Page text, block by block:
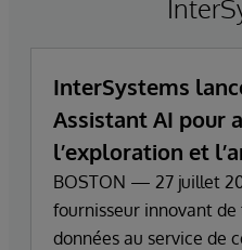
InterSystems
Assistant AI pour
l’exploration et
données
BOSTON — 27 juillet
fournisseur innovant
données au service de